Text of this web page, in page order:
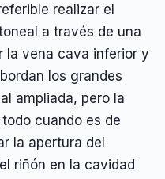
realizar el
a través de una
la vena cava inferior y
los grandes
ampliada, pero la
cuando es de
la apertura del
riñón en la cavidad